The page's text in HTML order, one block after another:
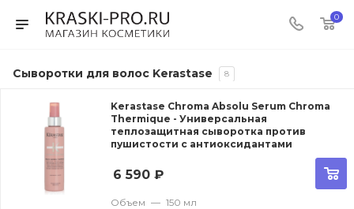
0
Сыворотки для волос Kerastase 8
Kerastase Chroma Absolu Serum Chroma
Thermique - Универсальная
теплозащитная сыворотка против
пушистости с антиоксидантами
6 590 ₽
Объем — 150 мл